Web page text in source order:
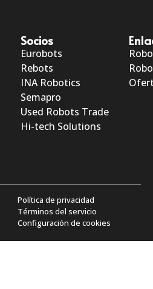
Socios
Eurobots
Rebots
INA Robotics
Semapro
Used Robots Trade
Hi-tech Solutions
Política de privacidad
Términos del servicio
Configuración de cookies